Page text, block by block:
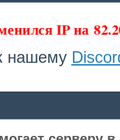
IP на
нашему